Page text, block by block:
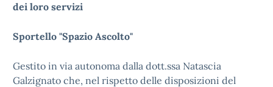
dei loro servizi
Sportello "Spazio Ascolto"
Gestito in via autonoma dalla dott.ssa Natascia
Galzignato che, nel rispetto delle disposizioni del